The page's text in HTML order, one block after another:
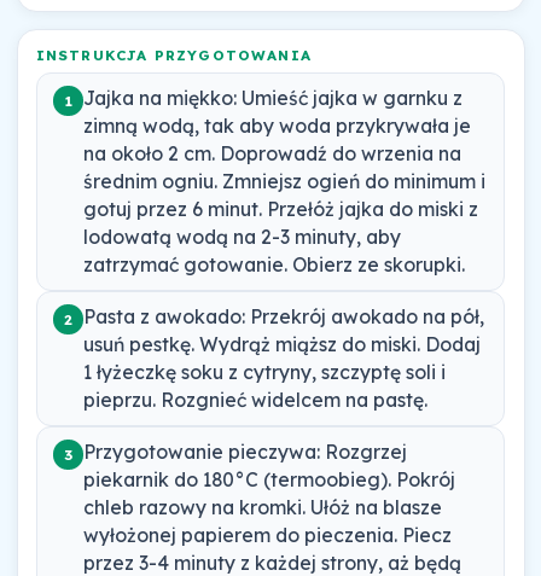
INSTRUKCJA PRZYGOTOWANIA
1
Jajka na miękko: Umieść jajka w garnku z
zimną wodą, tak aby woda przykrywała je
na około 2 cm. Doprowadź do wrzenia na
średnim ogniu. Zmniejsz ogień do minimum i
gotuj przez 6 minut. Przełóż jajka do miski z
lodowatą wodą na 2-3 minuty, aby
zatrzymać gotowanie. Obierz ze skorupki.
2
Pasta z awokado: Przekrój awokado na pół,
usuń pestkę. Wydrąż miąższ do miski. Dodaj
1 łyżeczkę soku z cytryny, szczyptę soli i
pieprzu. Rozgnieć widelcem na pastę.
3
Przygotowanie pieczywa: Rozgrzej
piekarnik do 180°C (termoobieg). Pokrój
chleb razowy na kromki. Ułóż na blasze
wyłożonej papierem do pieczenia. Piecz
przez 3-4 minuty z każdej strony, aż będą